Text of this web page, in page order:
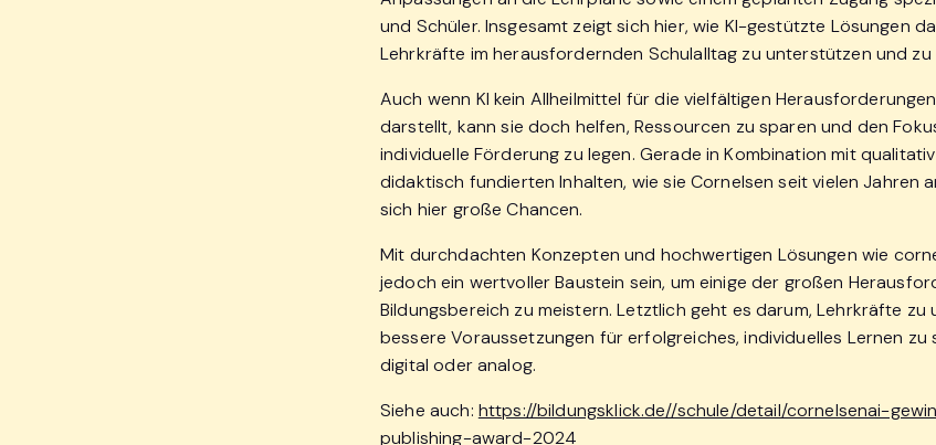
und Schüler. Insgesamt zeigt sich hier, wie KI-gestützte Lösungen
Lehrkräfte im herausfordernden Schulalltag zu unterstützen und zu
Auch wenn KI kein Allheilmittel für die vielfältigen
darstellt, kann sie doch helfen, Ressourcen zu sparen und den
individuelle Förderung zu legen. Gerade in Kombination mit
didaktisch fundierten Inhalten, wie sie Cornelsen seit vielen Jahren
sich hier große Chancen.
Mit durchdachten Konzepten und hochwertigen Lösungen wie
jedoch ein wertvoller Baustein sein, um einige der großen
Bildungsbereich zu meistern. Letztlich geht es darum, Lehrkräfte
bessere Voraussetzungen für erfolgreiches, individuelles Lernen
digital oder analog.
Siehe auch: https://bildungsklick.de//schule/detail/cornelsenai-
publishing-award-2024